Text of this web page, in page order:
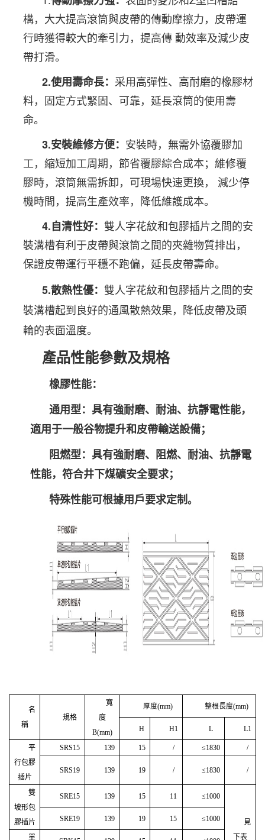
構，大大提高滾筒與皮帶的傳動摩擦力，皮帶運
行時獲得較大的牽引力，提高傳動效率及減少皮
帶打滑。
2.使用壽命長： 采用高彈性、高耐磨的橡膠材
料，固定方式緊固、可靠，延長滾筒的使用壽
命。
3.安裝維修方便： 安裝時，無需外協覆膠加
工，縮短加工周期，節省覆膠綜合成本；維修覆
膠時，滾筒無需拆卸，可現場快速更換，
減少停
機時間，提高生產效率，降低維護成本。
4.自清性好： 雙人字花紋和包膠插片之間的安
裝溝槽有利于皮帶與滾筒之間的夾雜物質排出，
保證皮帶運行平穩不跑偏，延長皮帶壽命。
5.散熱性優： 雙人字花紋和包膠插片之間的安
裝溝槽起到良好的通風散熱效果，降低皮帶及頭
輪的表面溫度。
產品性能參數及規格
橡膠性能：
通用型：具有強耐磨、耐油、抗靜電性能，
適用于一般谷物提升和皮帶輸送設備；
阻燃型：具有強耐磨、阻燃、耐油、抗靜電
性能，符合井下煤礦安全要求；
特殊性能可根據用戶要求定制。
名
稱
規格
寬
度
B(mm)
厚度(mm) 整根長度(mm)
H H1 L L1
平
行包膠
插片
SRS15 139 15 / ≤1830 /
SRS19 139 19 / ≤1830 /
雙
坡形包
膠插片
SRE15 139 15 11 ≤1000
見
下表
SRE19 139 19 15 ≤1000
單